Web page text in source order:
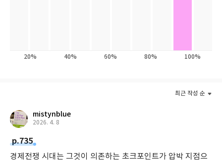
20% 40% 60% 80% 100%
최근 작성 순
mistynblue
2026. 4. 8
p.735
경제전쟁 시대는 그것이 의존하는 초크포인트가 압박 지점으